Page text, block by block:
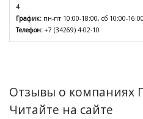
4
График: пн-пт 10:00-18:00, сб 10:00-16:00
Телефон: +7 (34269) 4-02-10
Отзывы о компаниях
Читайте на сайте